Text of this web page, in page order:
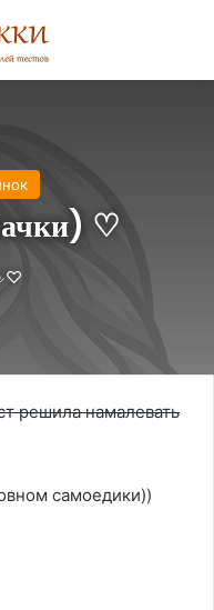
♡
♡
решила намалевать
самоедики))